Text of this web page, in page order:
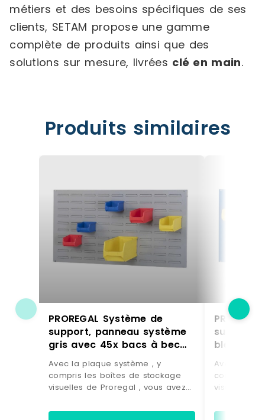
métiers et des besoins spécifiques de ses
clients, SETAM propose une gamme
complète de produits ainsi que des
solutions sur mesure, livrées clé en main.
Produits similaires
PROREGAL Système de
support, panneau système
gris avec 45x bacs à bec
conducteurs 2.0 |
Dimensions HxL 50x100cm |
Bac à bec, boîtes de
Avec la plaque système , y
compris les boîtes de stockage
visuelles de Proregal , vous avez
systèmes de tri et de stockage à
support,
bleu avec 45x bacs à bec
Bac à
Avec la
compris
visuelles
systèmes